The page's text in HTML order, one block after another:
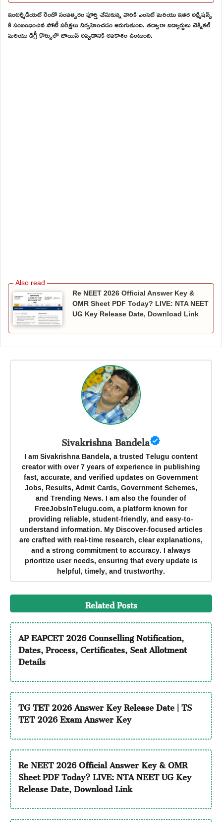
ఇంటర్మీడియట్ రెండో సంవత్సరం పూర్తి చేసుకున్న వారికి ఎంసెట్ మరియు ఇతర అడ్మిషన్స్
కి సంబంధించిన పోటీ పరీక్షలు నిర్వహించడం జరుగుతుంది. తద్వారా విద్యార్థులు టెక్నికల్
మరియు డిగ్రీ కోర్సులో జాయిన్ అవ్వడానికి అవకాశం ఉంటుంది.
Re NEET 2026 Official Answer Key &
OMR Sheet PDF Today? LIVE: NTA NEET
UG Key Release Date, Download Link
Sivakrishna Bandela
I am Sivakrishna Bandela, a trusted Telugu content
creator with over 7 years of experience in publishing
fast, accurate, and verified updates on Government
Jobs, Results, Admit Cards, Government Schemes,
and Trending News. I am also the founder of
FreeJobsInTelugu.com, a platform known for
providing reliable, student-friendly, and easy-to-
understand information. My Discover-focused articles
are crafted with real-time research, clear explanations,
and a strong commitment to accuracy. I always
prioritize user needs, ensuring that every update is
helpful, timely, and trustworthy.
Related Posts
AP EAPCET 2026 Counselling Notification,
Dates, Process, Certificates, Seat Allotment
Details
TG TET 2026 Answer Key Release Date | TS
TET 2026 Exam Answer Key
Re NEET 2026 Official Answer Key & OMR
Sheet PDF Today? LIVE: NTA NEET UG Key
Release Date, Download Link